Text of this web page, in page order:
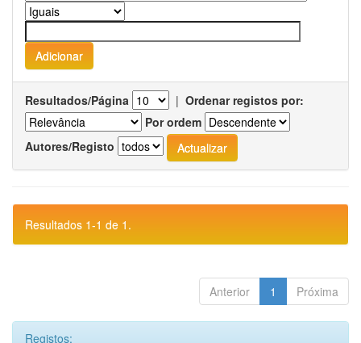
Resultados/Página | Ordenar registos por:
Por ordem
Autores/Registo
Resultados 1-1 de 1.
Anterior 1 Próxima
Registos: